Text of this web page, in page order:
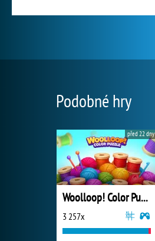
Podobné hry
Woolloop! Color Puzzle
3 257x
před 22 dny